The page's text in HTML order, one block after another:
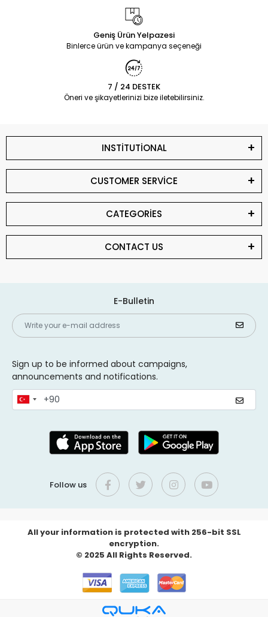
Geniş Ürün Yelpazesi
Binlerce ürün ve kampanya seçeneği
7 / 24 DESTEK
Öneri ve şikayetlerinizi bize iletebilirsiniz.
INSTİTUTİONAL
CUSTOMER SERVİCE
CATEGORİES
CONTACT US
E-Bulletin
Sign up to be informed about campaigns,
announcements and notifications.
Follow us
All your information is protected with 256-bit SSL
encryption.
© 2025 All Rights Reserved.